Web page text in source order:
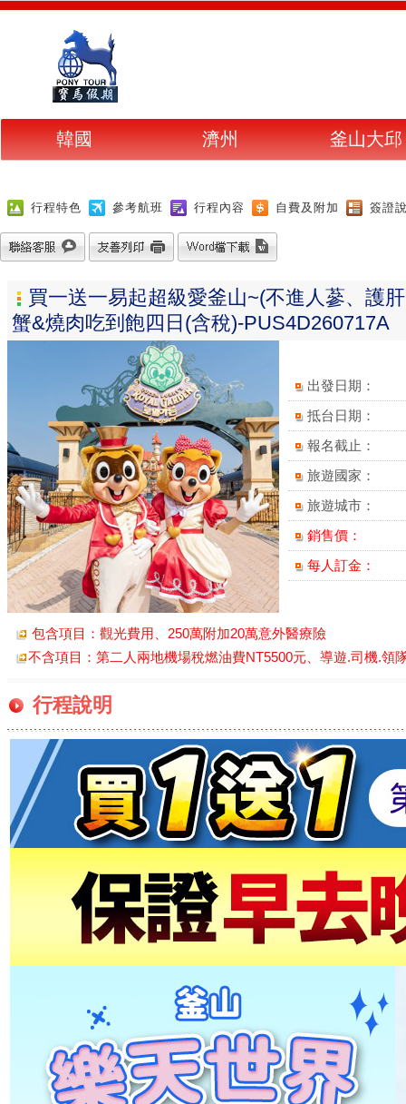
韓國 濟州 釜山大邱
行程特色 參考航班 行程內容 自費及附加 簽證
買一送一易起超級愛釜山~(不進人蔘、護
蟹&燒肉吃到飽四日(含稅)-PUS4D260717A
出發日期：
抵台日期：
報名截止：
旅遊國家：
旅遊城市：
銷售價：
每人訂金：
包含項目：觀光費用、250萬附加20萬意外醫療險
不含項目：第二人兩地機場稅燃油費NT5500元、導遊.司機.領
行程說明